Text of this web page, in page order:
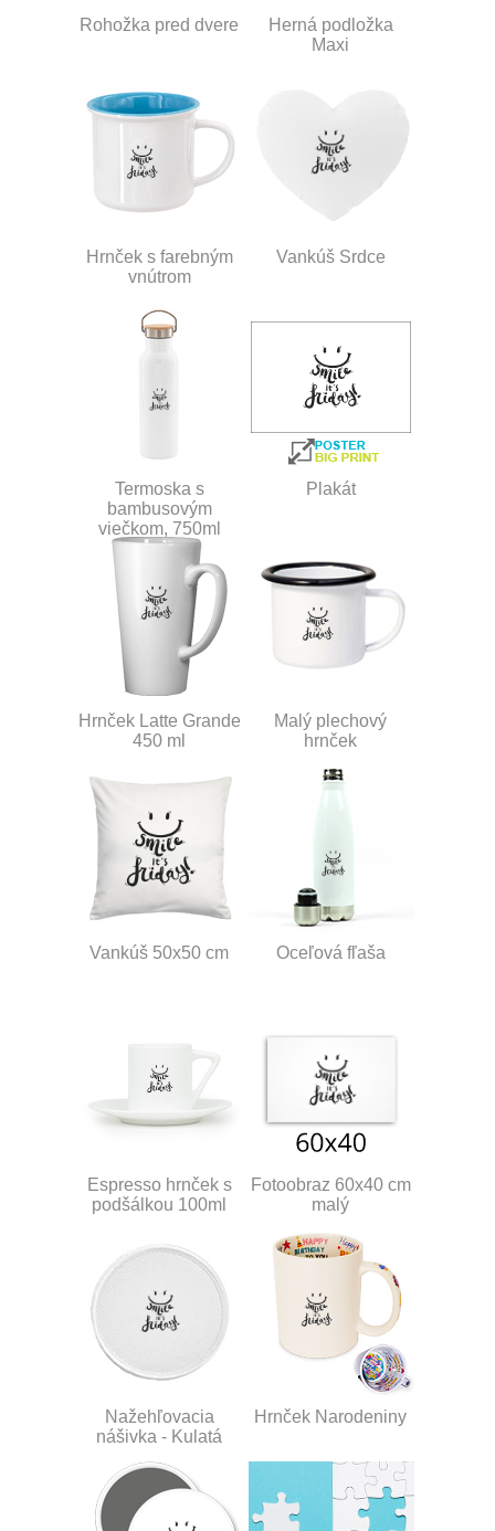
Rohožka pred dvere
Herná podložka
Maxi
Hrnček s farebným
vnútrom
Vankúš Srdce
Termoska s
bambusovým
viečkom, 750ml
Plakát
Hrnček Latte Grande
450 ml
Malý plechový
hrnček
Vankúš 50x50 cm Oceľová fľaša
Espresso hrnček s
podšálkou 100ml
Fotoobraz 60x40 cm
malý
Nažehľovacia
nášivka - Kulatá
Hrnček Narodeniny